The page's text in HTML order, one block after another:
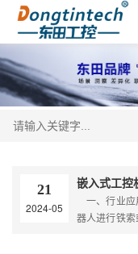
21
2024-05
嵌入式工控
一、行业
器人进行铁